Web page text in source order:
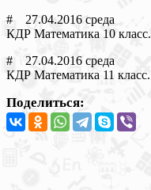
# 27.04.2016 среда
КДР Математика 10 класс.
# 27.04.2016 среда
КДР Математика 11 класс.
Поделиться: